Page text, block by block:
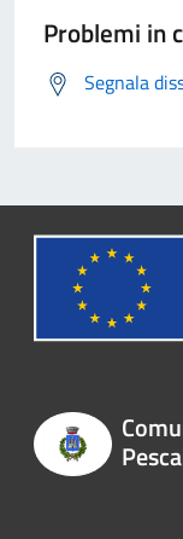
Problemi in
Segnala